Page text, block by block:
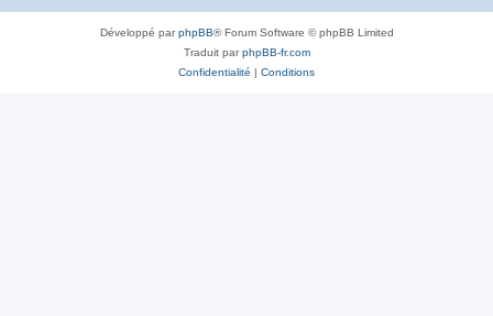
Développé parphpBB® Forum Software © phpBB Limited
Traduit parphpBB-fr.com
Confidentialité | Conditions